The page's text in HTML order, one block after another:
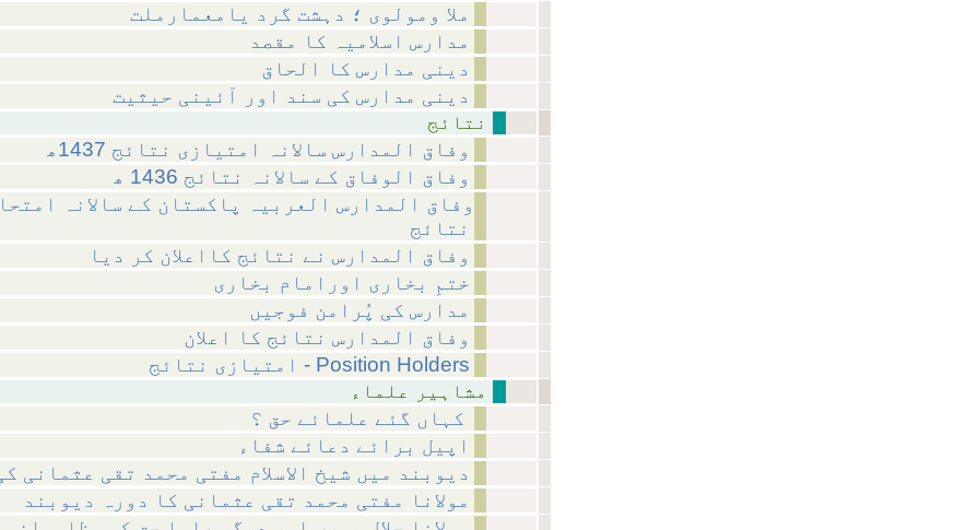
ملا ومولوی ؛ دہشت گرد یامعمارملت
مدارس اسلامیہ کا مقصد
دینی مدارس کا الحاق
دینی مدارس کی سند اور آئینی حیثیت
وفاق المدارس سالانہ امتیازی نتائج 1437ھ
وفاق الوفاق کے سالانہ نتائج 1436 ھ
وفاق المدارس العربیہ پاکستان کے سالانہ
نتائج
وفاق المدارس نے نتائج کااعلان کر دیا
ختمِ بخاری اورامام بخاری
مدارس کی پُرامن فوجیں
وفاق المدارس نتائج کا اعلان
امتیازی نتائج - Position Holders
اپیل برائے دعائے شفاء
دیوبند میں شیخ الاسلام مفتی محمد تقی عثمانی
مولانا مفتی محمد تقی عثمانی کا دورہ دیوبند